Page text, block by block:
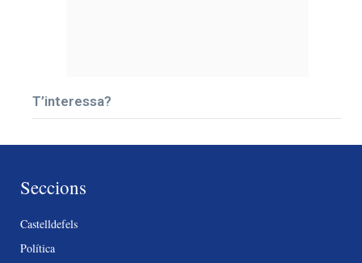
T’interessa?
Seccions
Castelldefels
Política